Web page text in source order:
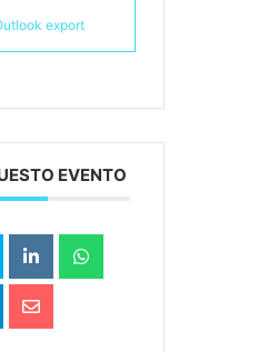
export
EVENTO